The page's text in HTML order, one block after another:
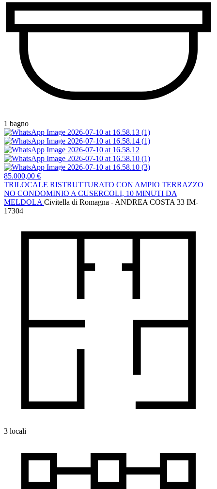
1 bagno
85.000,00 €
TRILOCALE RISTRUTTURATO CON AMPIO TERRAZZO
NO CONDOMINIO A CUSERCOLI, 10 MINUTI DA
MELDOLA Civitella di Romagna - ANDREA COSTA 33 IM-
17304
3 locali